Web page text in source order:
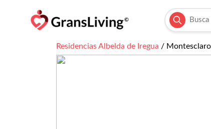
ResidenciasAlbelda de Iregua /